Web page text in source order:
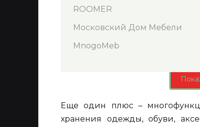
ROOMER
Московский Дом Мебели
MnogoMeb
Еще один плюс –
хранения одежды, обуви,